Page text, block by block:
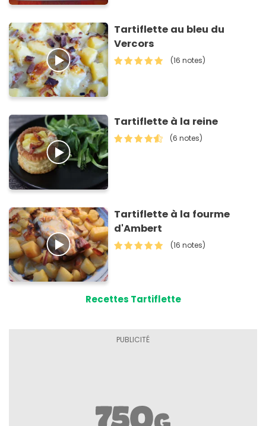
Tartiflette au bleu du
Vercors
(16 notes)
Tartiflette à la reine
(6 notes)
Tartiflette à la fourme
d'Ambert
(16 notes)
Recettes Tartiflette